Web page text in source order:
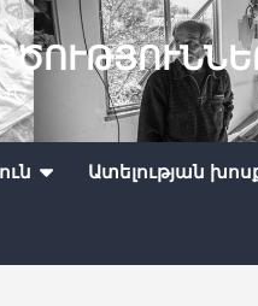
Ատելության